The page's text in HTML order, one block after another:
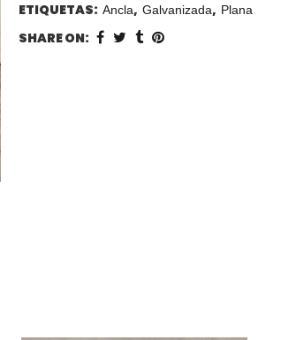
ETIQUETAS: Ancla, Galvanizada, Plana
SHARE ON: